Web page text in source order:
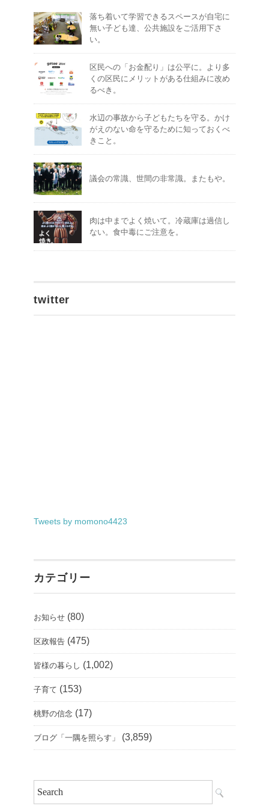
落ち着いて学習できるスペースが自宅に
無い子ども達、公共施設をご活用下さ
い。
区民への「お金配り」は公平に。より多
くの区民にメリットがある仕組みに改め
るべき。
水辺の事故から子どもたちを守る。かけ
がえのない命を守るために知っておくべ
きこと。
議会の常識、世間の非常識。またもや。
肉は中までよく焼いて。冷蔵庫は過信し
ない。食中毒にご注意を。
twitter
Tweets by momono4423
カテゴリー
お知らせ (80)
区政報告 (475)
皆様の暮らし (1,002)
子育て (153)
桃野の信念 (17)
ブログ「一隅を照らす」 (3,859)